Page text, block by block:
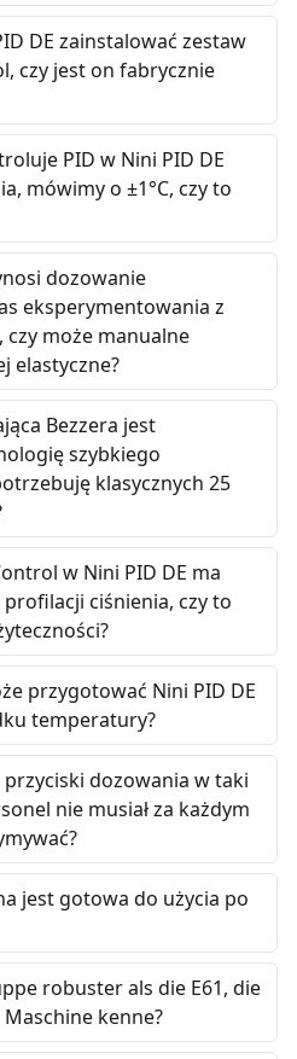
DE zainstalować zestaw
czy jest on fabrycznie
PID w Nini PID DE
mówimy o ±1°C, czy to
dozowanie
eksperymentowania z
może manualne
elastyczne?
Bezzera jest
szybkiego
klasycznych 25
w Nini PID DE ma
ciśnienia, czy to
przygotować Nini PID DE
temperatury?
dozowania w taki
nie musiał za każdym
jest gotowa do użycia po
robuster als die E61, die
kenne?